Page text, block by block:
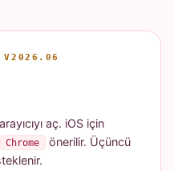
aç. iOS için
Chrome
önerilir. Üçüncü